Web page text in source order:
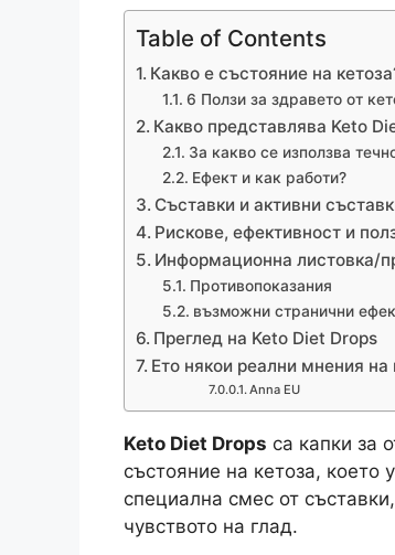
Table of Contents
Какво е състояние на
6 Ползи за здравето от
Какво представлява Keto
За какво се използва
Ефект и как работи?
Съставки и активни
Рискове, ефективност и
Информационна листовка/
Противопоказания
възможни странични
Преглед на Keto Diet Drops
Ето някои реални мнения
Anna EU
Keto Diet Drops са капки за
състояние на кетоза, което
специална смес от
чувството на глад.